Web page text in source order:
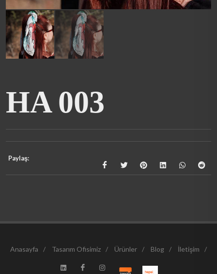
HA 003
Paylaş:
Anasayfa / Tasarım Ofisimiz / Ürünler / Blog / İletişim /